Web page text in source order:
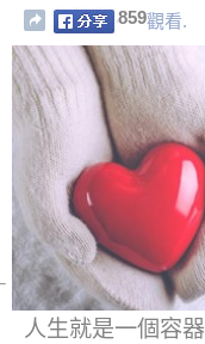
859觀看.
人生就是一個容器